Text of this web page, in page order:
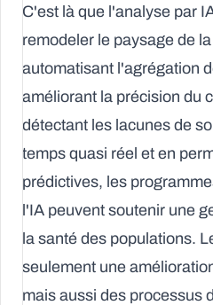
C'est là que l'analyse par
remodeler le paysage de
automatisant l'agrégation
améliorant la précision du
détectant les lacunes de
temps quasi réel et en
prédictives, les
l'IA peuvent soutenir une
la santé des populations.
seulement une
mais aussi des processus